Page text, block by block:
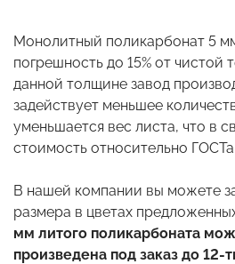
Монолитный поликарбонат 5
погрешность до 15% от чистой
данной толщине завод
задействует меньшее
уменьшается вес листа, что в
стоимость относительно ГОСТа.
В нашей компании вы можете
размера в цветах
мм литого поликарбоната
произведена под заказ до 12-